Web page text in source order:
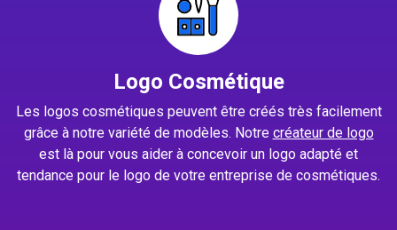
Logo Cosmétique
Les logos cosmétiques peuvent être créés très facilement
grâce à notre variété de modèles. Notre créateur de logo
est là pour vous aider à concevoir un logo adapté et
tendance pour le logo de votre entreprise de cosmétiques.